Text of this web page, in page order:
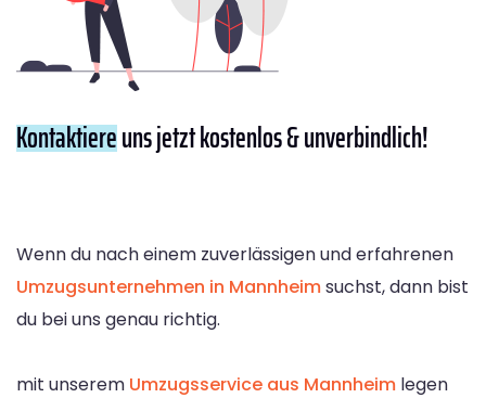
Kontaktiereuns jetzt kostenlos & unverbindlich!
Wenn du nach einem zuverlässigen und erfahrenen
Umzugsunternehmen in Mannheimsuchst, dann bist
du bei uns genau richtig.
mit unserem Umzugsservice aus Mannheim legen